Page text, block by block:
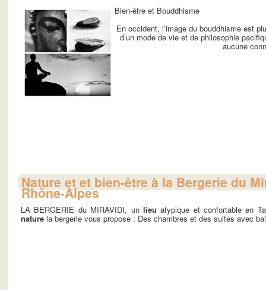
Bien-être et Bouddhisme
En occident, l’image du bouddhisme est
d’un mode de vie et de philosophie
aucune
Nature et et bien-être à la Bergerie du
Rhône-Alpes
LA BERGERIE du MIRAVIDI, unlieu atypique et confortable en
nature la bergerie vous propose : Des chambres et des suites avec